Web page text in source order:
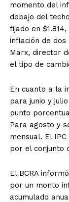
momento del
debajo del
fijado en
inflación de
Marx, director
el tipo de
En cuanto a la
para junio y
punto
Para agosto y
mensual. El
por el conjunto
El BCRA
por un monto
acumulado